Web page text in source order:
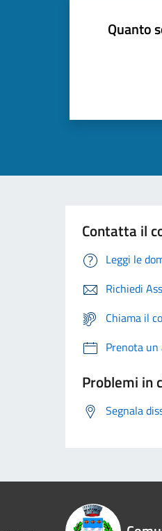
Quanto
Contatta il
Leggi le
Richiedi
Chiama il
Prenota
Problemi in
Segnala